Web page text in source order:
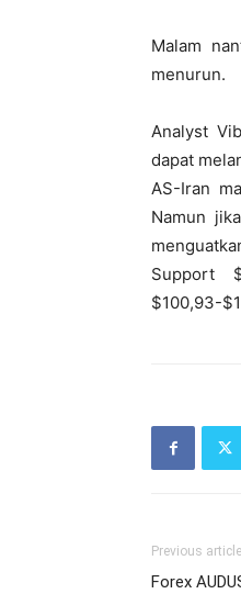
Malam
menurun.
Analyst
dapat
AS-Iran
Namun
Support
$100,93-
Previous article
Forex